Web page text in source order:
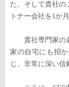
た。そして貴社の
トナー会社を1か
貴社専門家の厳
家の自宅にも招
じ、非常に深い信